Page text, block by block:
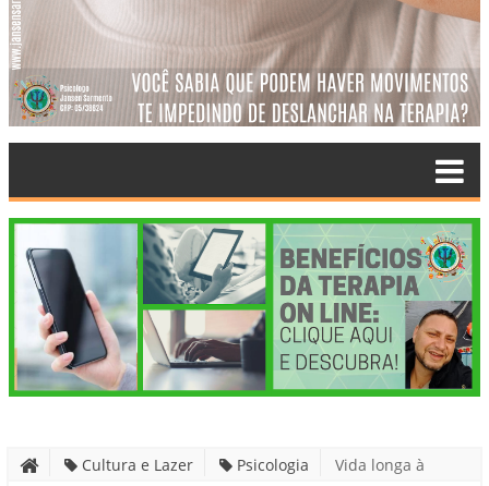
Cultura e Lazer Psicologia
Vida longa à